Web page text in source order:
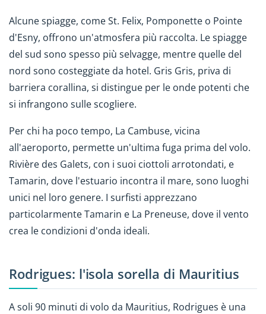
Alcune spiagge, come St. Felix, Pomponette o Pointe
d'Esny, offrono un'atmosfera più raccolta. Le spiagge
del sud sono spesso più selvagge, mentre quelle del
nord sono costeggiate da hotel. Gris Gris, priva di
barriera corallina, si distingue per le onde potenti che
si infrangono sulle scogliere.
Per chi ha poco tempo, La Cambuse, vicina
all'aeroporto, permette un'ultima fuga prima del volo.
Rivière des Galets, con i suoi ciottoli arrotondati, e
Tamarin, dove l'estuario incontra il mare, sono luoghi
unici nel loro genere. I surfisti apprezzano
particolarmente Tamarin e La Preneuse, dove il vento
crea le condizioni d'onda ideali.
Rodrigues: l'isola sorella di Mauritius
A soli 90 minuti di volo da Mauritius, Rodrigues è una